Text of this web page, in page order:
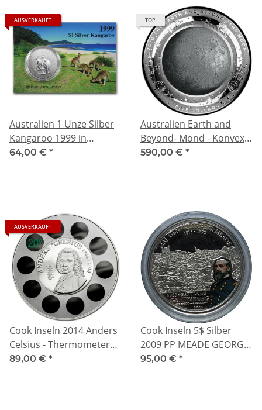
AUSVERKAUFT
Australien 1 Unze Silber
Kangaroo 1999 in
Coincard
64,00 € *
TOP
Australien Earth and
Beyond- Mond - Konvex
in Farbe 1 Unzen Silber
590,00 € *
AUSVERKAUFT
Cook Inseln 2014 Anders
Celsius - Thermometer
Münze Silber 1 Oz.Proof
89,00 € *
Cook Inseln 5$ Silber
2009 PP MEADE GEORGE
Great Battles
95,00 € *